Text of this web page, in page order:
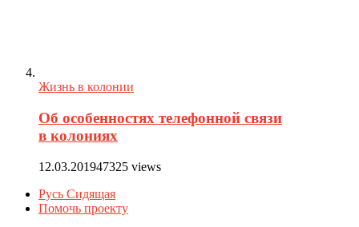
Жизнь в колонии
Об особенностях телефонной связи
в колониях
12.03.201947325 views
Русь Сидящая
Помочь проекту